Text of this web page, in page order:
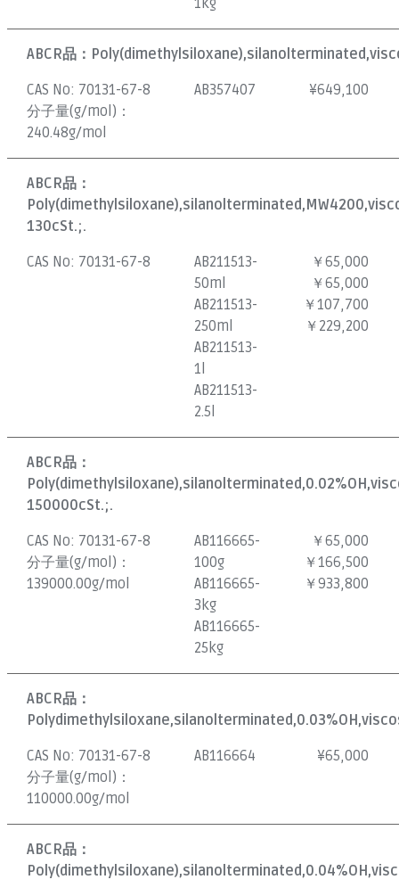
1kg
ABCR品：
CAS No: 70131-67-8
分子量(g/mol)：
240.48g/mol
AB357407 ¥649,100
ABCR品：
130cSt.;.
CAS No: 70131-67-8
AB211513-
50ml
AB211513-
250ml
AB211513-
1l
AB211513-
2.5l
￥65,000
￥65,000
￥107,700
￥229,200
ABCR品：
150000cSt.;.
CAS No: 70131-67-8
分子量(g/mol)：
139000.00g/mol
AB116665-
100g
AB116665-
3kg
AB116665-
25kg
￥65,000
￥166,500
￥933,800
ABCR品：
CAS No: 70131-67-8
分子量(g/mol)：
110000.00g/mol
AB116664 ¥65,000
ABCR品：